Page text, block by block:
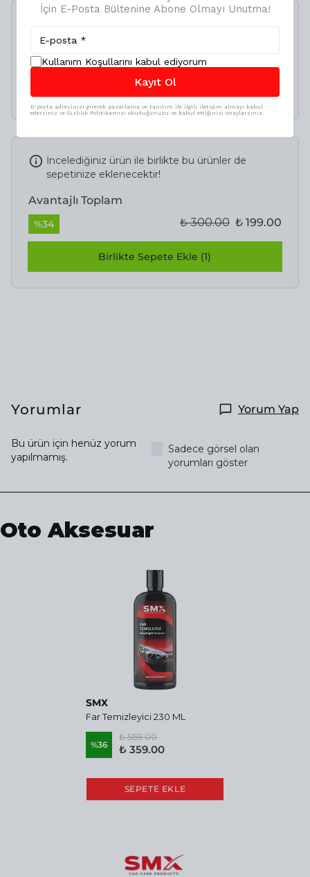
SMX Lastik Tamir Kiti
%20
₺ 349.00 ₺ 279.20
İncelediğiniz ürün ile birlikte bu ürünler de
sepetinize eklenecektir!
Avantajlı Toplam
%34 ₺ 300.00 ₺ 199.00
Birlikte Sepete Ekle (1)
Yorumlar Yorum Yap
Bu ürün için henüz yorum
yapılmamış.
Sadece görsel olan
yorumları göster
Oto Aksesuar
SMX
Far Temizleyici 230 ML
%36
₺ 559.00
₺ 359.00
SEPETE EKLE
İçin E-Posta Bültenine Abone Olmayı Unutma!
Kullanım Koşullarını kabul ediyorum
Kayıt Ol
E-posta adresinizi girerek pazarlama ve tanıtım ile ilgili iletişim almayı kabul
edersiniz ve Gizlilik Politikamızı okuduğunuzu ve kabul ettiğinizi onaylarsınız.